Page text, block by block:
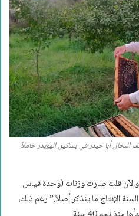
أبا حيدر في بساتين الهويدر حاملاً
والآن قلت صارت وزنات (وحدة قياس
، وهاي السنة الإنتاج ما ينذكر أصلاً.” رغم ذلك،